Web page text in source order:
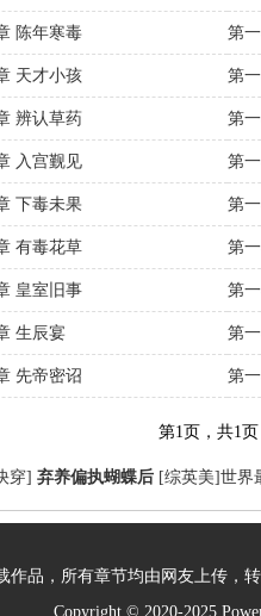
陈年寒毒 第
天才小孩 第
辨认草药 第
入宫觐见 第
下毒未果 第
有毒花草 第
皇室旧事 第
生辰宴 第
先帝密诏 第
第1页，共1页
穿] 弃养偏执蝴蝶后 [综英美]世界
作品，所有章节均由网友上传，
Copyright © 2020-2025